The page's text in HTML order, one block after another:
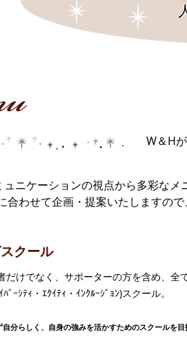
W＆H
ニケーションの視点から多彩な
合わせて企画・提案いたしますの
クール
だけでなく、サポーターの方を含め、全
ﾞｰｼﾃｨ・ｴｸｲﾃｨ・ｲﾝｸﾙｰｼﾞｮﾝ)スクール。
自分らしく、自身の強みを活かすためのスクールを